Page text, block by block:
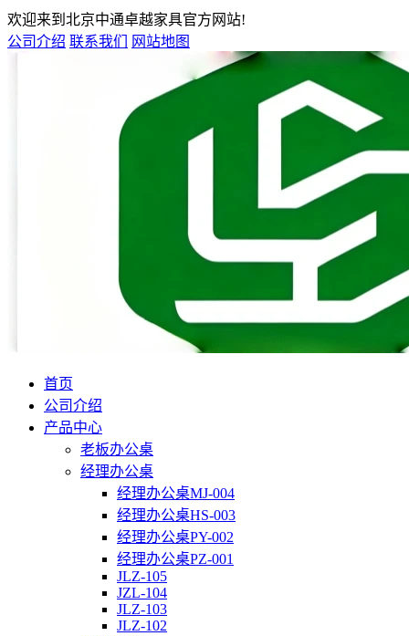
欢迎来到北京中通卓越家具官方网站!
公司介绍 联系我们 网站地图
首页
公司介绍
产品中心
老板办公桌
经理办公桌
经理办公桌MJ-004
经理办公桌HS-003
经理办公桌PY-002
经理办公桌PZ-001
JLZ-105
JZL-104
JLZ-103
JLZ-102